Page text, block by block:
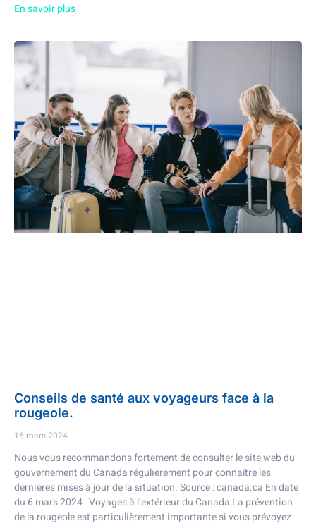
En savoir plus
Conseils de santé aux voyageurs face à la
rougeole.
16 mars 2024
Nous vous recommandons fortement de consulter le site web du
gouvernement du Canada régulièrement pour connaître les
dernières mises à jour de la situation. Source : canada.ca En date
du 6 mars 2024 Voyages à l’extérieur du Canada La prévention
de la rougeole est particulièrement importante si vous prévoyez